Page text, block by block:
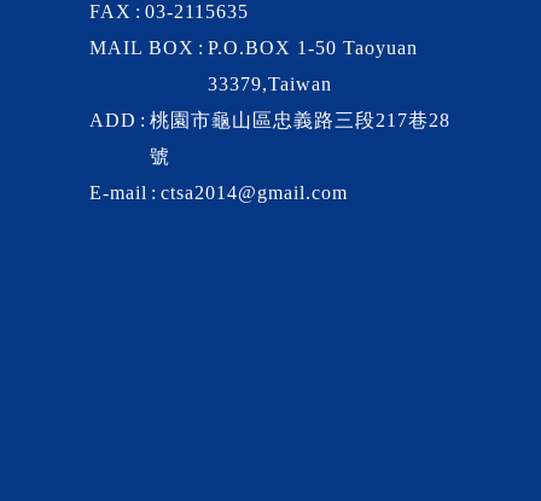
FAX
03-2115635
MAIL BOX
P.O.BOX 1-50 Taoyuan
33379,Taiwan
ADD
桃園市龜山區忠義路三段217巷28
號
E-mail
ctsa2014@gmail.com